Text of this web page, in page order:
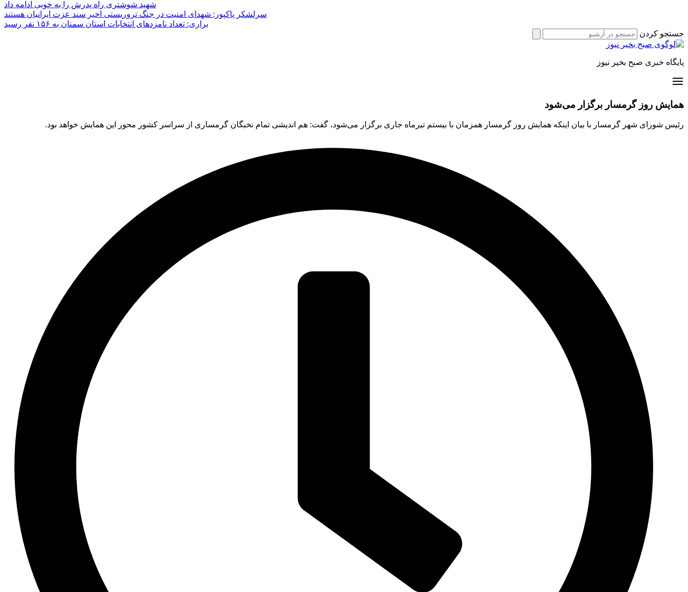
شهید شوشتری راه پدرش را به خوبی ادامه داد
سرلشکر پاکپور: شهدای امنیت در جنگ تروریستی اخیر سند عزت ایرانیان هستند
براری: تعداد نامزدهای انتخابات استان سمنان به ۱۵۶ نفر رسید
جستجو کردن
پایگاه خبری صبح بخیر نیوز
همایش روز گرمسار برگزار می‌شود
رئیس شورای شهر گرمسار با بیان اینکه همایش روز گرمسار همزمان با بیستم تیرماه جاری برگزار می‌شود، گفت: هم اندیشی تمام نخبگان گرمساری از سراسر کشور محور این همایش خواهد بود.